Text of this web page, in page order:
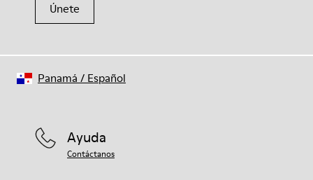
Únete
Ayuda
Contáctanos
Panamá / Español